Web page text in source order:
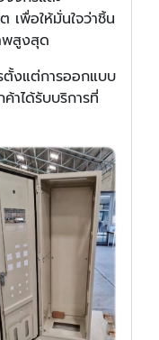
เพื่อให้มั่นใจว่าชิ้น
พสูงสุด
ตั้งแต่การออกแบบ
าได้รับบริการที่